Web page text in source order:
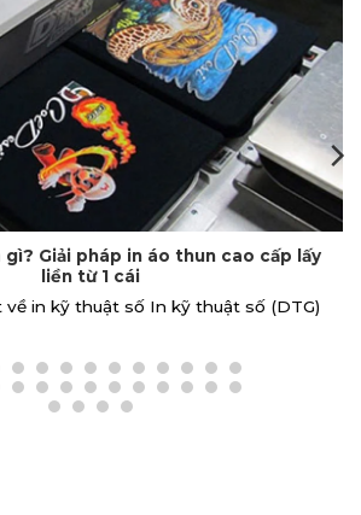
sao in Pet chuyển nhiệt trở thành xu
in đồng phục 2026?
In Pet In DTF (Direct to Film), hay còn